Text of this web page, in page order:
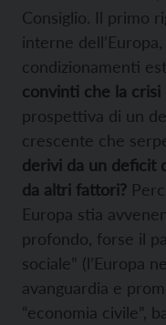
Consiglio. Il primo
interne
condizionamenti
convinti che la crisi
prospettiva di un
crescente che
derivi da un deficit
da altri fattori?
Europa stia
profondo, forse il
sociale” (l’Europa
avanguardia e
“economia civile”,